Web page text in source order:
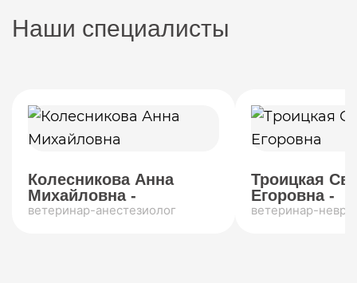
Наши специалисты
Колесникова Анна
Михайловна -
ветеринар-анестезиолог
Троицкая
Егоровна -
ветеринар-